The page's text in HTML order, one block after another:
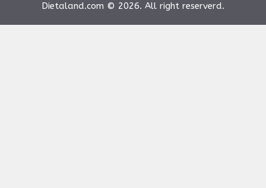
Dietaland.com © 2026. All right reserverd.